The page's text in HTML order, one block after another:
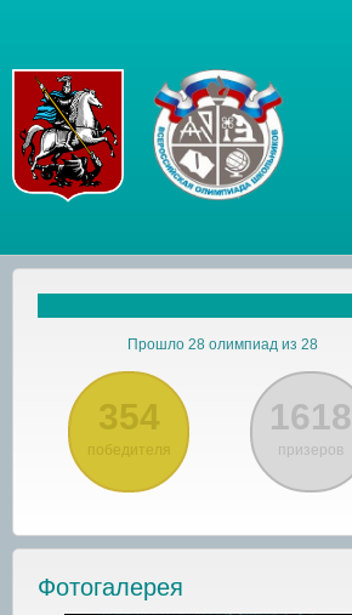
Прошло 28 олимпиад из 28
354
победителя
1618
призеров
Фотогалерея